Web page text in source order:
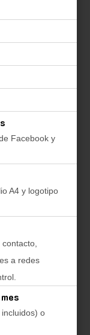
Facebook y
A4 y logotipo
a redes
o